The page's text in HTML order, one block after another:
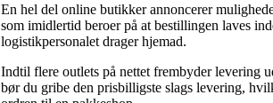
En hel del online butikker annoncerer
som imidlertid beroer på at bestillingen laves
logistikpersonalet drager hjemad.
Indtil flere outlets på nettet frembyder levering
bør du gribe den prisbilligste slags levering,